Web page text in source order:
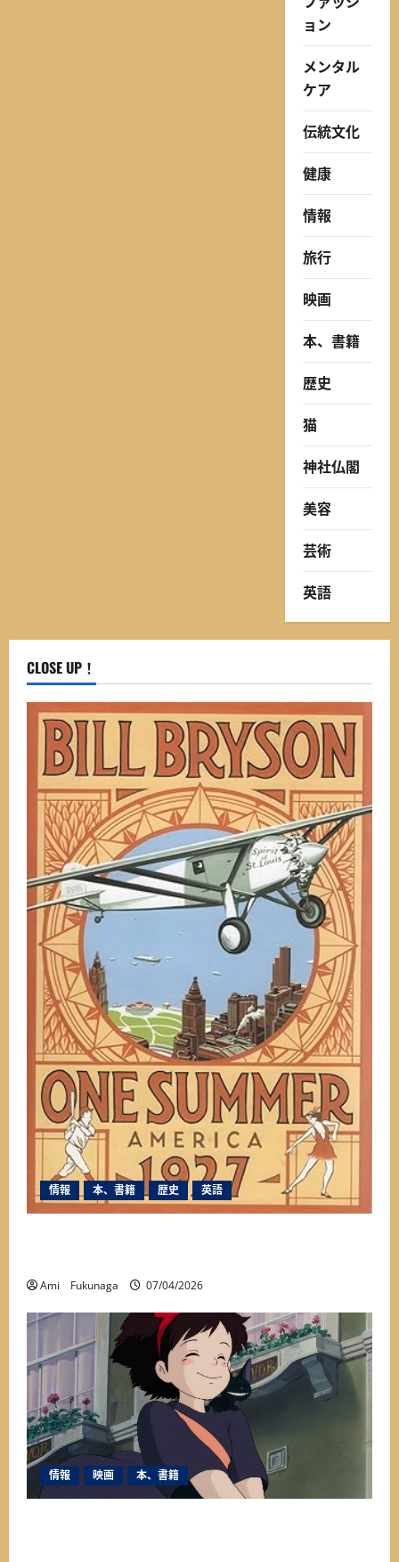
ョン
メンタル
ケア
伝統文化
健康
情報
旅行
映画
本、書籍
歴史
猫
神社仏閣
美容
芸術
英語
CLOSE UP！
情報 本、書籍 歴史 英語
Ami Fukunaga 07/04/2026
情報 映画 本、書籍